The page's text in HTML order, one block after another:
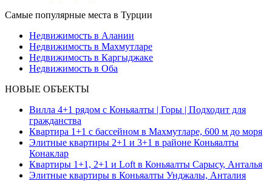
Самые популярные места в Турции
Недвижимость в Алании
Недвижимость в Махмутларе
Недвижимость в Каргыджаке
Недвижимость в Оба
НОВЫЕ ОБЪЕКТЫ
Вилла 4+1 рядом с Коньяалты | Горы | Подходит для
гражданства
Квартира 1+1 с бассейном в Махмутларе, 600 м до моря
Элитные квартиры 2+1 и 3+1 в районе Коньяалты
Конаклар
Квартиры 1+1, 2+1 и Loft в Коньяалты Сарысу, Анталья
Элитные квартиры в Коньяалты Унджалы, Анталия